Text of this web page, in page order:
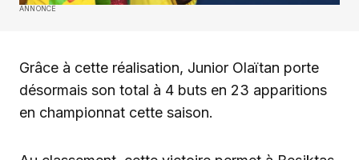
ANNONCE
Grâce à cette réalisation, Junior Olaïtan porte
désormais son total à 4 buts en 23 apparitions
en championnat cette saison.